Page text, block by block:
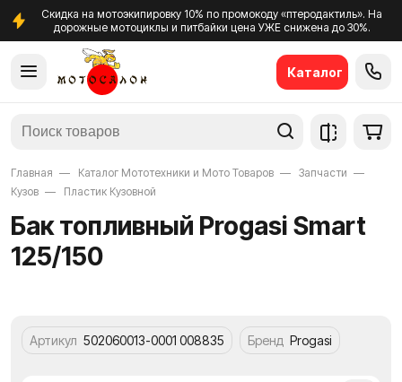
Скидка на мотоэкипировку 10% по промокоду «птеродактиль». На
дорожные мотоциклы и питбайки цена УЖЕ снижена до 30%.
Каталог
Главная Каталог Мототехники и Мото Товаров
Запчасти
Кузов
Пластик Кузовной
Бак топливный Progasi Smart
125/150
Артикул 502060013-0001 008835 Бренд Progasi